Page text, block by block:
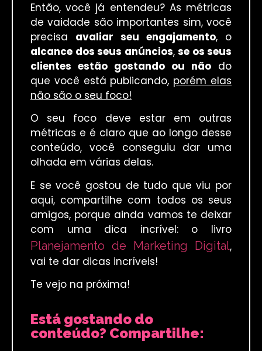
Então, você já entendeu? As métricas
de vaidade são importantes sim, você
precisa avaliar seu engajamento, o
alcance dos seus anúncios, se os seus
clientes estão gostando ou não do
que você está publicando, porém elas
não são o seu foco!
O seu foco deve estar em outras
métricas e é claro que ao longo desse
conteúdo, você conseguiu dar uma
olhada em várias delas.
E se você gostou de tudo que viu por
aqui, compartilhe com todos os seus
amigos, porque ainda vamos te deixar
com uma dica incrível: o livro
Planejamento de Marketing Digital,
vai te dar dicas incríveis!
Te vejo na próxima!
Está gostando do
conteúdo? Compartilhe: